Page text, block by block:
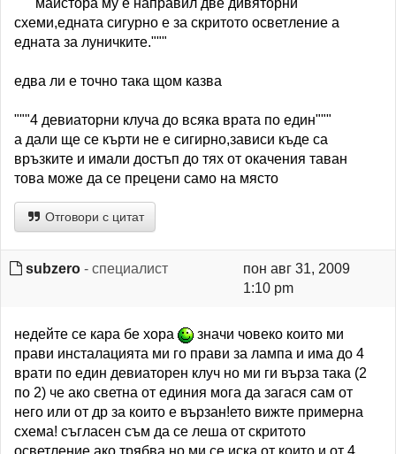
""""майстора му е направил две дивяторни
схеми,едната сигурно е за скритото осветление а
едната за луничките."""
едва ли е точно така щом казва
"""4 девиаторни клуча до всяка врата по един"""
а дали ще се кърти не е сигирно,зависи къде са
връзките и имали достъп до тях от окачения таван
това може да се прецени само на място
Отговори с цитат
subzero - специалист
пон авг 31, 2009
1:10 pm
недейте се кара бе хора
значи човеко които ми
прави инсталацията ми го прави за лампа и има до 4
врати по един девиаторен клуч но ми ги върза така (2
по 2) че ако светна от единия мога да загася сам от
него или от др за които е вързан!ето вижте примерна
схема! съгласен съм да се леша от скритото
осветление ако трябва но ми се иска от които и от 4